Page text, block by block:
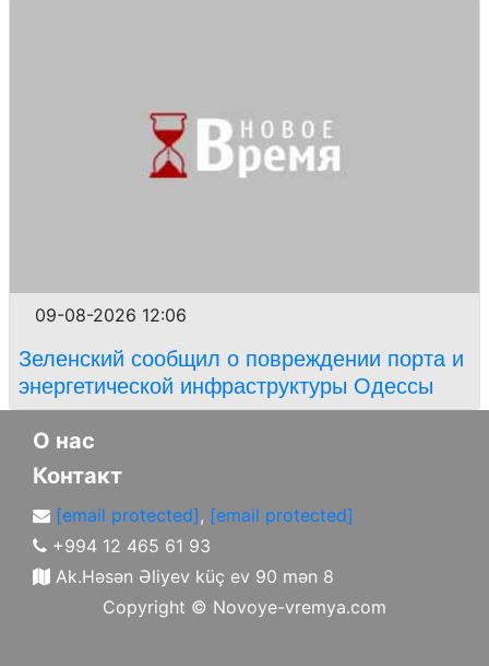
09-08-2026 12:06
Зеленский сообщил о повреждении порта и
энергетической инфраструктуры Одессы
О нас
Контакт
[email protected], [email protected]
+994 12 465 61 93
Ak.Həsən Əliyev küç ev 90 mən 8
Copyright © Novoye-vremya.com